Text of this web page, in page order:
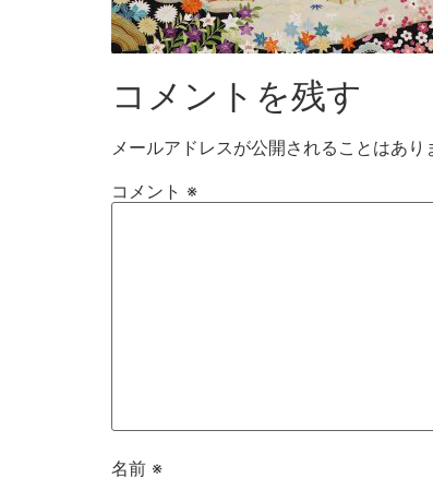
コメントを残す
メールアドレスが公開されることはあり
コメント ※
名前 ※